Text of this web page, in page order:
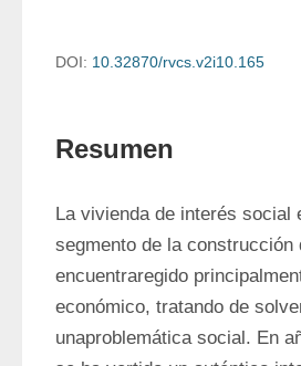
DOI: 10.32870/rvcs.v2i10.165
Resumen
La vivienda de interés social
segmento de la construcción
encuentraregido
económico, tratando de
unaproblemática social. En